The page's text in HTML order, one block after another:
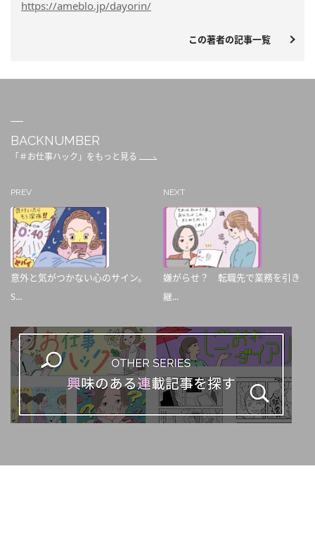
https://ameblo.jp/dayorin/
この著者の記事一覧
BACKNUMBER
「＃お仕事ハック」をもっと見る
PREV
意外と気がつかない心のサイン。
S...
NEXT
嫌がらせ？ 転職先で業務を引き
継...